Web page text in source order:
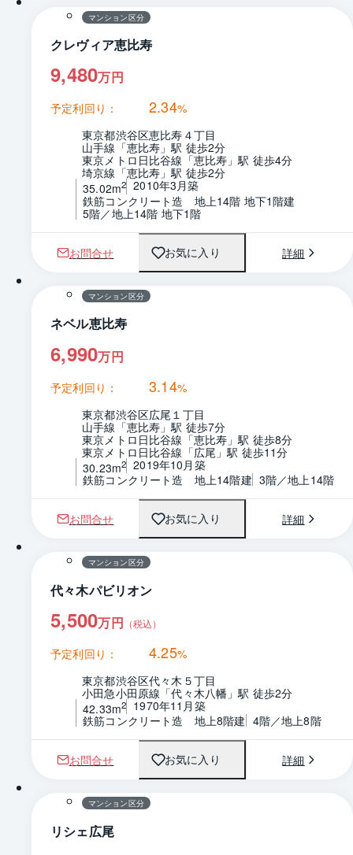
マンション区分
クレヴィア恵比寿
9,480万円
予定利回り： 2.34%
東京都渋谷区恵比寿４丁目
山手線「恵比寿」駅 徒歩2分
東京メトロ日比谷線「恵比寿」駅 徒歩4分
埼京線「恵比寿」駅 徒歩2分
35.02m2 2010年3月築
鉄筋コンクリート造　地上14階 地下1階建
5階／地上14階 地下1階
お問合せ お気に入り 詳細
1 / 0 間取り
マンション区分
ネベル恵比寿
6,990万円
予定利回り： 3.14%
東京都渋谷区広尾１丁目
山手線「恵比寿」駅 徒歩7分
東京メトロ日比谷線「恵比寿」駅 徒歩8分
東京メトロ日比谷線「広尾」駅 徒歩11分
30.23m2 2019年10月築
鉄筋コンクリート造　地上14階建 3階／地上14階
お問合せ お気に入り 詳細
1 / 0 間取り
マンション区分
代々木パビリオン
5,500万円 （税込）
予定利回り： 4.25%
東京都渋谷区代々木５丁目
小田急小田原線「代々木八幡」駅 徒歩2分
42.33m2
1970年11月築
鉄筋コンクリート造　地上8階建 4階／地上8階
お問合せ お気に入り 詳細
1 / 0 間取り
マンション区分
リシェ広尾